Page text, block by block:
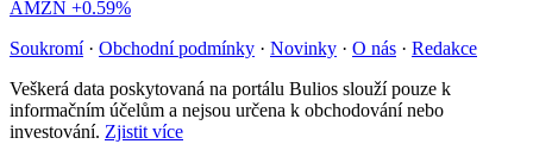
AMZN +0.59%
Soukromí · Obchodní podmínky · Novinky · O nás · Redakce
Veškerá data poskytovaná na portálu Bulios slouží pouze k
informačním účelům a nejsou určena k obchodování nebo
investování. Zjistit více